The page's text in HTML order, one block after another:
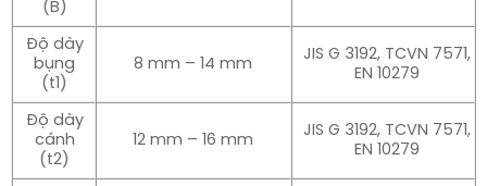
(B)
Độ dày
bụng
(t1)
8 mm – 14 mm
JIS G 3192, TCVN 7571,
EN 10279
Độ dày
cánh
(t2)
12 mm – 16 mm
JIS G 3192, TCVN 7571,
EN 10279